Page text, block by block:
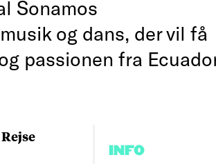
Sonamos
og dans, der vil få
passionen fra
INFO